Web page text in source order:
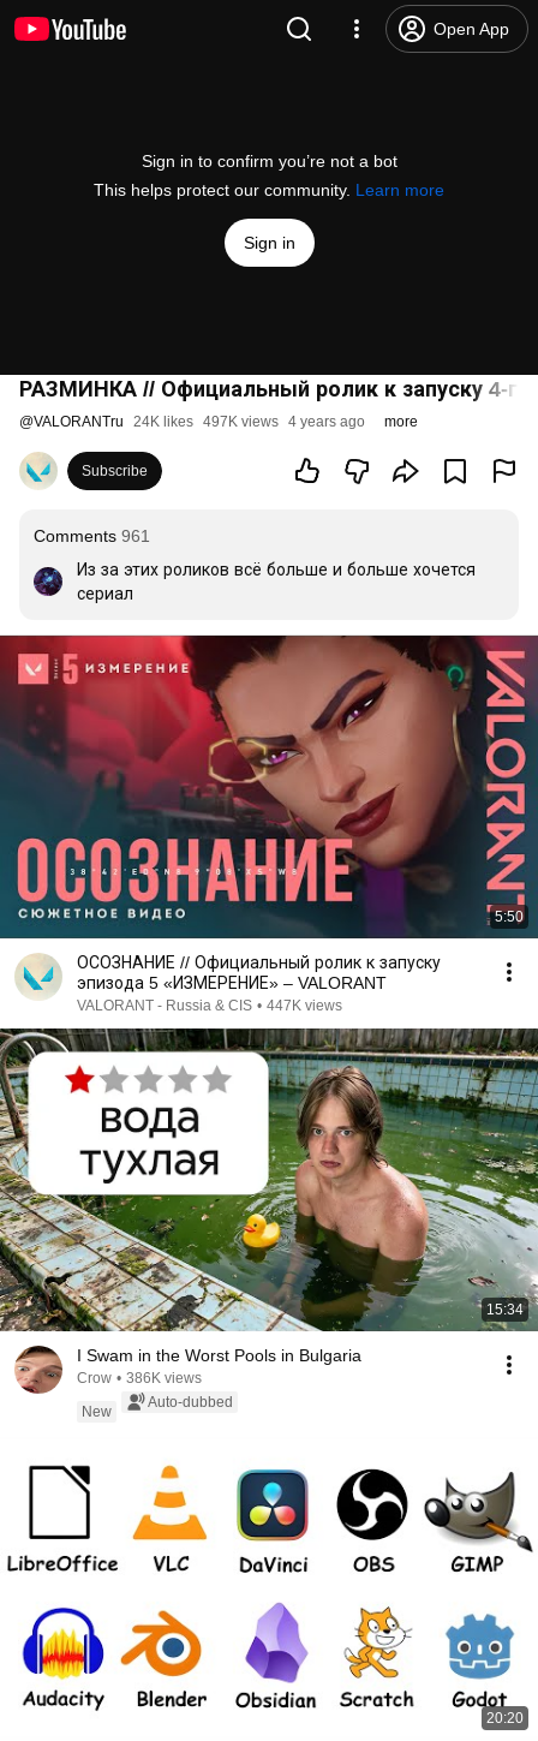
Open App
Sign in to confirm you’re not a bot
This helps protect our community. Learn more
Sign in
РАЗМИНКА // Официальный ролик к запуску 4-го
@VALORANTru 24K likes 497K views 4 years ago more
Subscribe
Comments 961
Из за этих роликов всё больше и больше хочется
сериал
5:50
ОСОЗНАНИЕ // Официальный ролик к запуску
эпизода 5 «ИЗМЕРЕНИЕ» – VALORANT
VALORANT - Russia & CIS • 447K views
15:34
I Swam in the Worst Pools in Bulgaria
Crow • 386K views
New
Auto-dubbed
20:20